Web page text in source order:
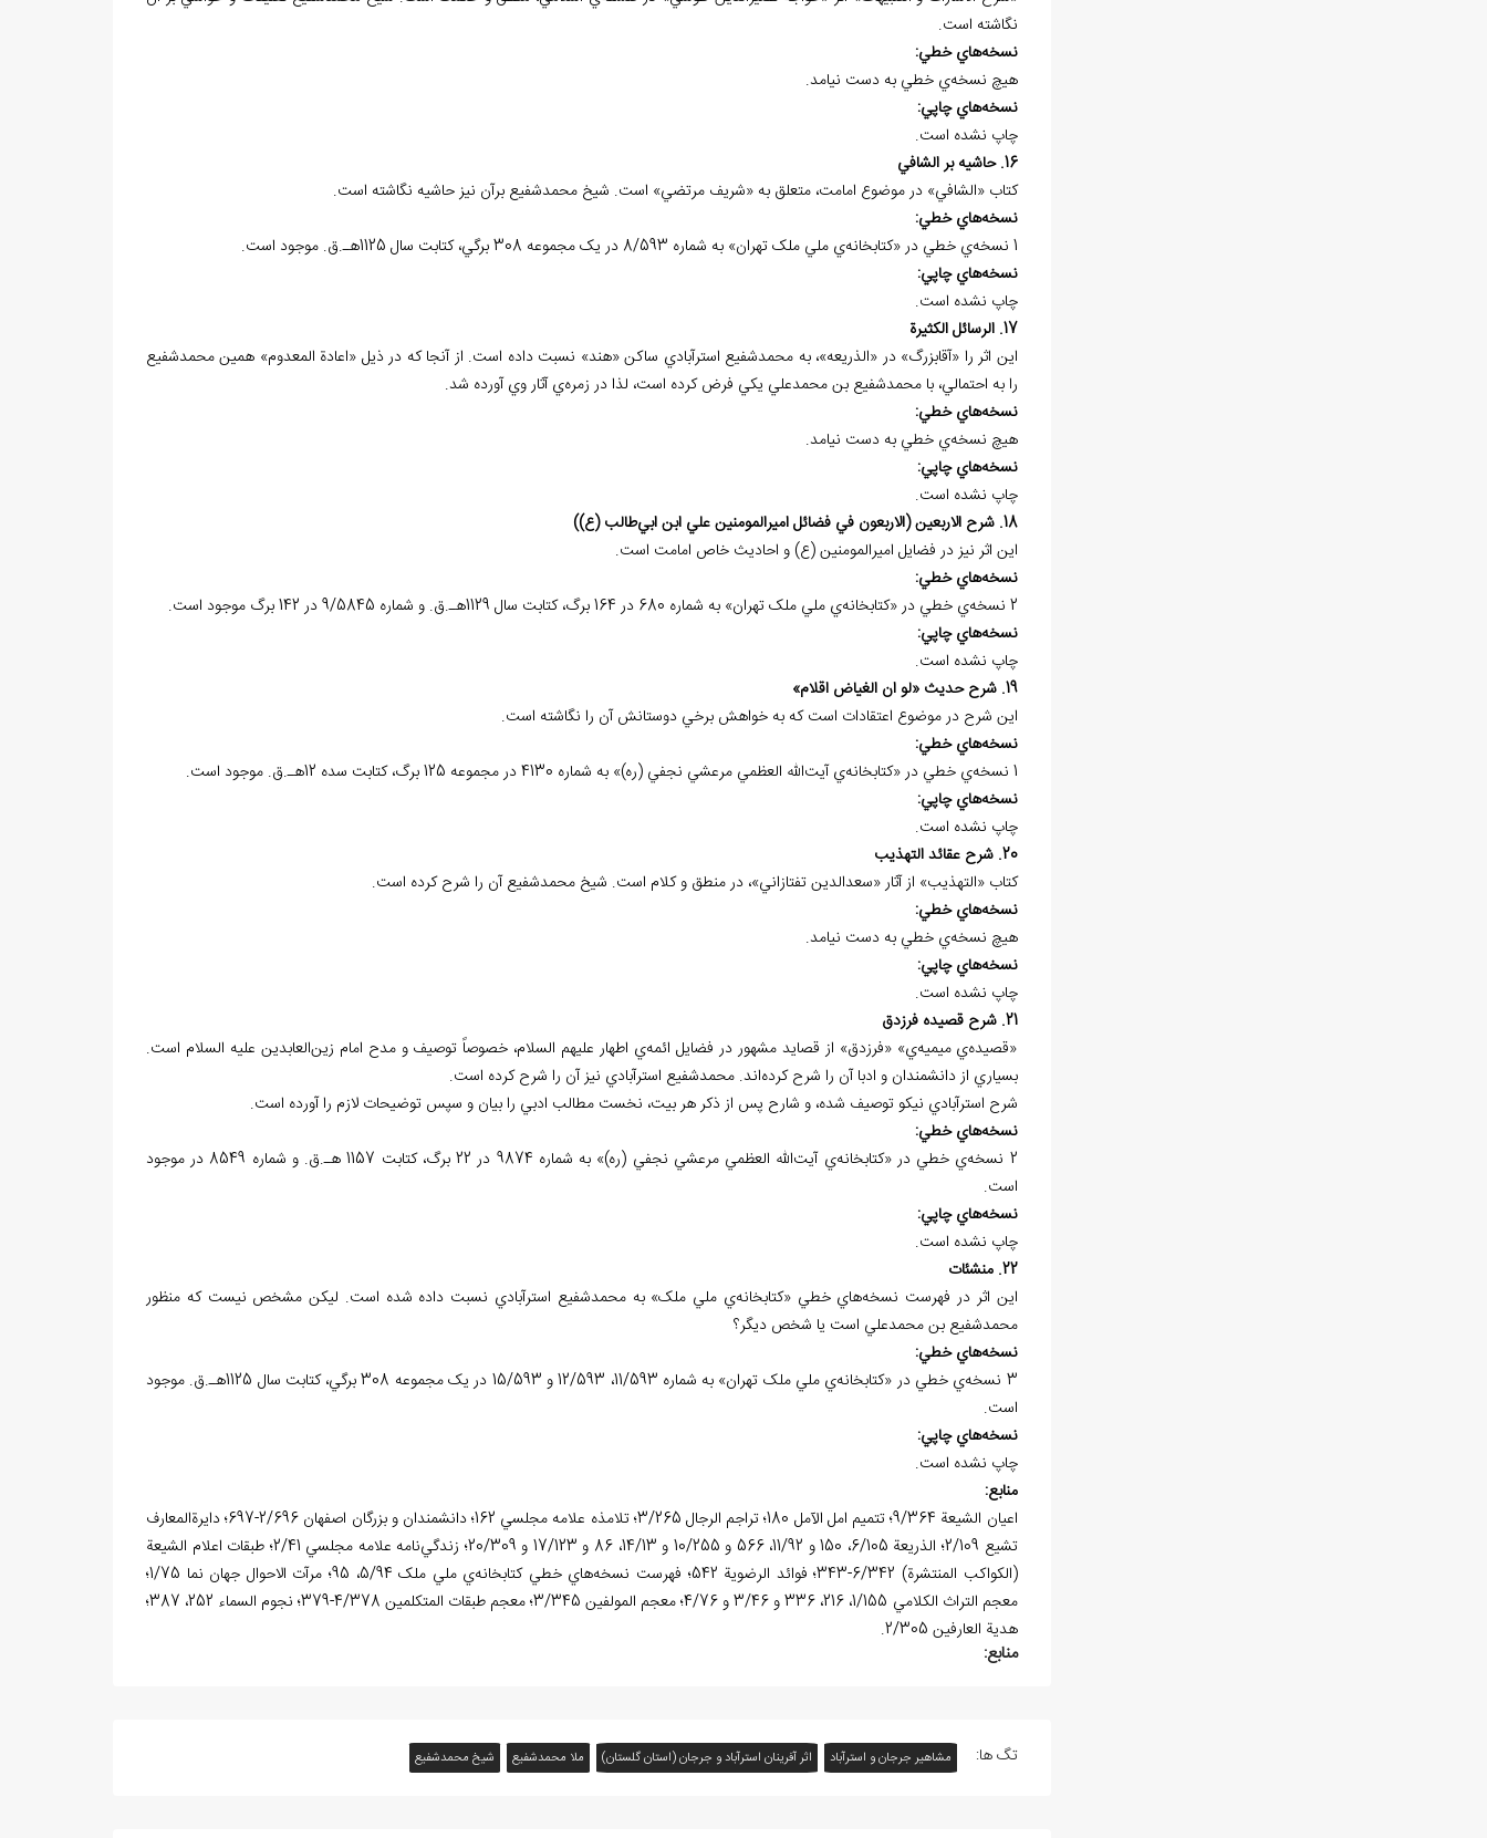
نگاشته است.
نسخههاي خطي:
هيچ نسخهي خطي به دست نيامد.
نسخههاي چاپي:
چاپ نشده است.
16. حاشيه بر الشافي
کتاب «الشافي» در موضوع امامت، متعلق به «شريف مرتضي» است. شيخ محمدشفيع برآن نيز حاشيه نگاشته است.
نسخههاي خطي:
1 نسخه‌ي خطي در «کتابخانه‌ي ملي ملک تهران» به شماره 8/593 در يک مجموعه 308 برگي، کتابت سال 1125هـ.ق. موجود است.
نسخههاي چاپي:
چاپ نشده است.
17. الرسائل الکثيرة
اين اثر را «آقابزرگ» در «الذريعه»، به محمدشفيع استرآبادي ساکن «هند» نسبت داده است. از آنجا که در ذيل «اعادة المعدوم» همين محمدشفيع
را به احتمالي، با محمدشفيع بن محمدعلي يکي فرض کرده است، لذا در زمره‌ي آثار وي آورده شد.
نسخههاي خطي:
هيچ نسخهي خطي به دست نيامد.
نسخههاي چاپي:
چاپ نشده است.
18. شرح الاربعين (الاربعون في فضائل اميرالمومنين علي ابن ابي‌طالب (ع))
اين اثر نيز در فضايل اميرالمومنين (ع) و احاديث خاص امامت است.
نسخههاي خطي:
2 نسخه‌ي خطي در «کتابخانه‌ي ملي ملک تهران» به شماره 680 در 164 برگ، کتابت سال 1129هـ.ق. و شماره 9/5845 در 142 برگ موجود است.
نسخههاي چاپي:
چاپ نشده است.
19. شرح حديث «لو ان الغياض اقلام»
اين شرح در موضوع اعتقادات است که به خواهش برخي دوستانش آن را نگاشته است.
نسخههاي خطي:
1 نسخه‌ي خطي در «کتابخانه‌ي آيت‌الله العظمي مرعشي نجفي (ره)» به شماره 4130 در مجموعه 125 برگ، کتابت سده 12هـ.ق. موجود است.
نسخههاي چاپي:
چاپ نشده است.
20. شرح عقائد التهذيب
کتاب «التهذيب» از آثار «سعدالدين تفتازاني»، در منطق و کلام است. شيخ محمدشفيع آن را شرح کرده است.
نسخههاي خطي:
هيچ نسخهي خطي به دست نيامد.
نسخههاي چاپي:
چاپ نشده است.
21. شرح قصيده فرزدق
«قصيده‌ي ميميه‌ي» «فرزدق» از قصايد مشهور در فضايل ائمه‌ي اطهار عليهم السلام، خصوصاً توصيف و مدح امام زين‌العابدين عليه السلام است.
بسياري از دانشمندان و ادبا آن را شرح کرده‌اند. محمدشفيع استرآبادي نيز آن را شرح کرده است.
شرح استرآبادي نيکو توصيف شده، و شارح پس از ذکر هر بيت، نخست مطالب ادبي را بيان و سپس توضيحات لازم را آورده است.
نسخههاي خطي:
2 نسخه‌ي خطي در «کتابخانه‌ي آيت‌الله العظمي مرعشي نجفي (ره)» به شماره 9874 در 22 برگ، کتابت 1157 هـ.ق. و شماره 8549 در موجود
است.
نسخههاي چاپي:
چاپ نشده است.
22. منشئات
اين اثر در فهرست نسخه‌هاي خطي «کتابخانه‌ي ملي ملک» به محمدشفيع استرآبادي نسبت داده شده است. ليکن مشخص نيست که منظور
محمدشفيع بن محمدعلي است يا شخص ديگر؟
نسخههاي خطي:
3 نسخه‌ي خطي در «کتابخانه‌ي ملي ملک تهران» به شماره 11/593، 12/593 و 15/593 در يک مجموعه 308 برگي، کتابت سال 1125هـ.ق. موجود
است.
نسخههاي چاپي:
چاپ نشده است.
منابع:
اعيان الشيعة 9/364؛ تتميم امل الآمل 180؛ تراجم الرجال 3/265؛ تلامذه علامه مجلسي 162؛ دانشمندان و بزرگان اصفهان 2/696-697؛ دايرةالمعارف
تشيع 2/109؛ الذريعة 6/105، 150 و 11/92، 566 و 10/255 و 14/13، 86 و 17/123 و 20/309؛ زندگي‌نامه علامه مجلسي 2/41؛ طبقات اعلام الشيعة
(الکواکب المنتشرة) 6/342-343؛ فوائد الرضوية 542؛ فهرست نسخه‌هاي خطي کتابخانه‌ي ملي ملک 5/94، 95؛ مرآت الاحوال جهان نما 1/75؛
معجم التراث الکلامي 1/155، 216، 336 و 3/46 و 4/76؛ معجم المولفين 3/345؛ معجم طبقات المتکلمين 4/378-379؛ نجوم السماء 252، 387؛
هدية العارفين 2/305.
منابع:
تگ ها: مشاهیر جرجان و استرآباد اثر آفرينان استرآباد و جرجان (استان گلستان) ملا محمدشفيع شيخ محمدشفيع